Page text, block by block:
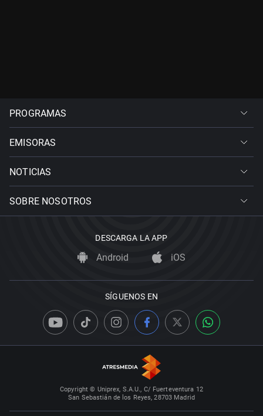
PROGRAMAS
EMISORAS
NOTICIAS
SOBRE NOSOTROS
DESCARGA LA APP
Android iOS
SÍGUENOS EN
Copyright © Uniprex, S.A.U., C/ Fuerteventura 12
San Sebastián de los Reyes, 28703 Madrid